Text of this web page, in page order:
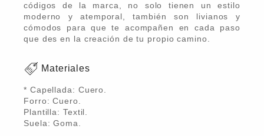
códigos de la marca, no solo tienen un estilo
moderno y atemporal, también son livianos y
cómodos para que te acompañen en cada paso
que des en la creación de tu propio camino.
Materiales
* Capellada: Cuero.
Forro: Cuero.
Plantilla: Textil.
Suela: Goma.